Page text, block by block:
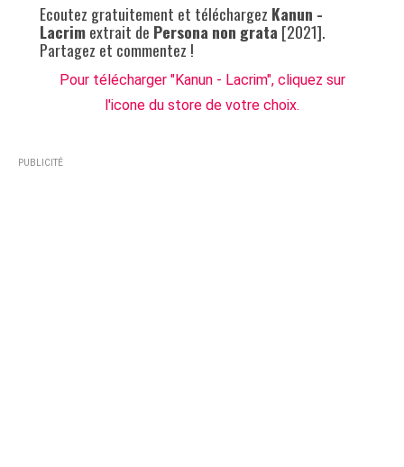
Ecoutez gratuitement et téléchargez Kanun -
Lacrimextrait de Persona non grata [2021].
Partagez et commentez !
Pour télécharger "Kanun - Lacrim", cliquez sur
l'icone du store de votre choix.
PUBLICITÉ